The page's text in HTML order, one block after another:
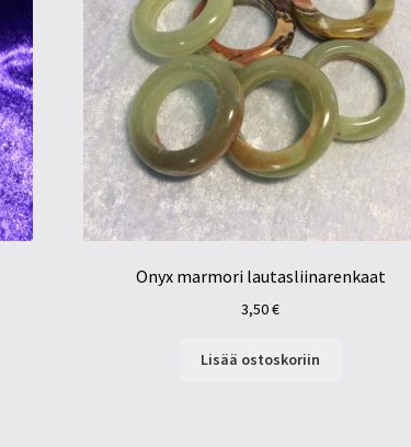
Onyx marmori lautasliinarenkaat
3,50€
Lisää ostoskoriin